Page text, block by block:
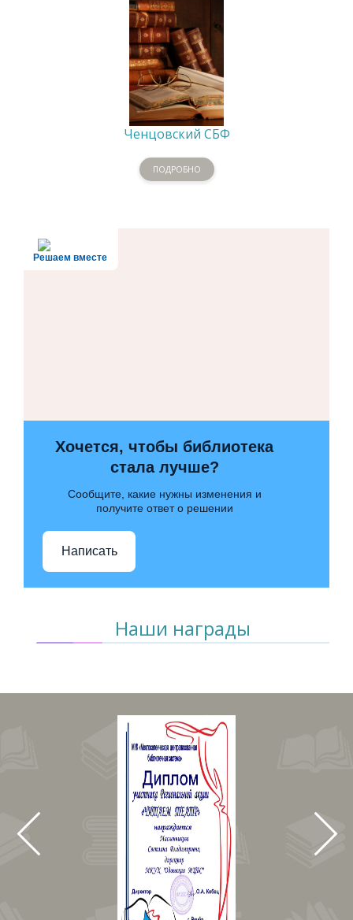
Ченцовский СБФ
ПОДРОБНО
Решаем вместе
Хочется, чтобы библиотека
стала лучше?
Сообщите, какие нужны изменения и
получите ответ о решении
Написать
Наши награды